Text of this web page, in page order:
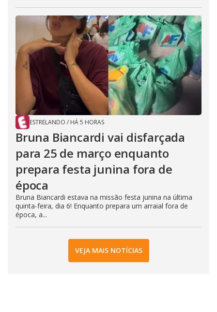
ESTRELANDO / HÁ 5 HORAS
Bruna Biancardi vai disfarçada
para 25 de março enquanto
prepara festa junina fora de
época
Bruna Biancardi estava na missão festa junina na última
quinta-feira, dia 6! Enquanto prepara um arraial fora de
época, a...
VEJA MAIS NOTÍCIAS